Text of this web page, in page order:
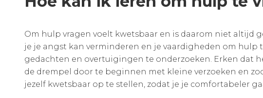
Om hulp vragen voelt kwetsbaar en is daarom niet altijd
je je angst kan verminderen en je vaardigheden om hulp
gedachten en overtuigingen te onderzoeken. Erken dat
de drempel door te beginnen met kleine verzoeken en
jezelf kwetsbaar op te stellen, zodat je je comfortabeler